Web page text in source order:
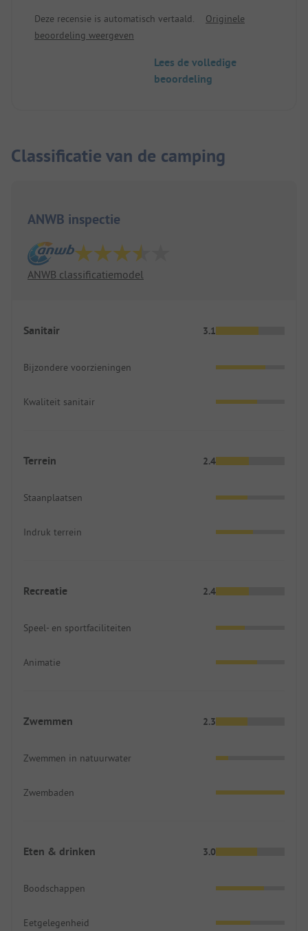
naaktstrand 15 minuten fietsen; mooi zwembad
met glijbanen in het complex, goed geschikt voor
Deze recensie is automatisch vertaald.
Originele
beoordeling weergeven
Lees de volledige
beoordeling
Classificatie van de camping
ANWB inspectie
ANWB classificatiemodel
Sanitair 3.1
Bijzondere voorzieningen
Kwaliteit sanitair
Terrein 2.4
Staanplaatsen
Indruk terrein
Recreatie 2.4
Speel- en sportfaciliteiten
Animatie
Zwemmen 2.3
Zwemmen in natuurwater
Zwembaden
Eten & drinken 3.0
Boodschappen
Eetgelegenheid